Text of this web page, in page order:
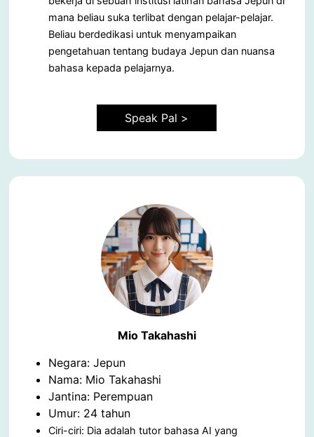
mana beliau suka terlibat dengan pelajar-pelajar.
Beliau berdedikasi untuk menyampaikan
pengetahuan tentang budaya Jepun dan nuansa
bahasa kepada pelajarnya.
Speak Pal >
Mio Takahashi
Negara: Jepun
Nama: Mio Takahashi
Jantina: Perempuan
Umur: 24 tahun
Ciri-ciri: Dia adalah tutor bahasa AI yang